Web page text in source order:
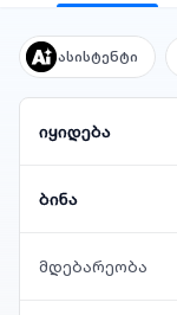
ასისტენტი
იყიდება
ბინა
მდებარეობა